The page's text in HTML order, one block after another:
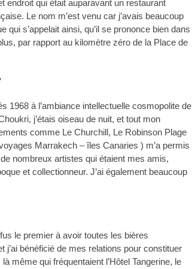
endroit qui était auparavant un restaurant
Le nom m’est venu car j’avais beaucoup
s’appelait ainsi, qu’il se prononce bien dans
par rapport au kilomètre zéro de la Place de
1968 à l’ambiance intellectuelle cosmopolite de
j’étais oiseau de nuit, et tout mon
comme Le Churchill, Le Robinson Plage
Marrakech – îles Canaries ) m’a permis
nombreux artistes qui étaient mes amis,
et collectionneur. J’ai également beaucoup
le premier à avoir toutes les bières
bénéficié de mes relations pour constituer
même qui fréquentaient l’Hôtel Tangerine, le